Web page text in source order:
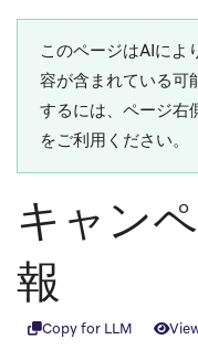
このページはAIによ
容が含まれている可
するには、ページ右
をご利用ください。
キャン
報
Copy for LLM